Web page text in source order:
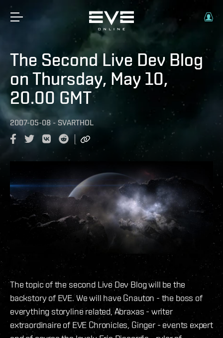
The Second Live Dev Blog
on Thursday, May 10,
20.00 GMT
2007-05-08 - SVARTHOL
The topic of the second Live Dev Blog will be the
backstory of EVE. We will have Gnauton - the boss of
everything storyline related, Abraxas - writer
extraordinaire of EVE Chronicles, Ginger - events expert